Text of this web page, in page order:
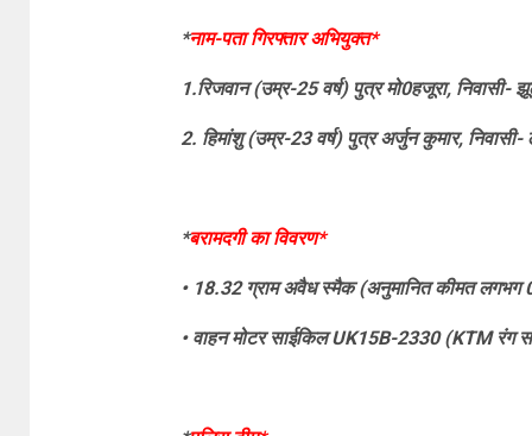
*नाम-पता गिरफ्तार अभियुक्त*
1.रिजवान (उम्र-25 वर्ष) पुत्र मो0हजूरा, निवासी-
2. हिमांशु (उम्र-23 वर्ष) पुत्र अर्जुन कुमार, निवासी-
*बरामदगी का विवरण*
• 18.32 ग्राम अवैध स्मैक (अनुमानित कीमत
• वाहन मोटर साईकिल UK15B-2330 (KTM रंग